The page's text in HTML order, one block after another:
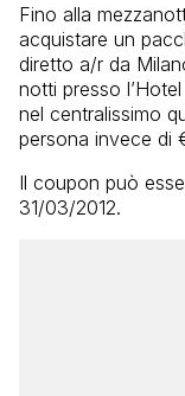
Fino alla
acquistare un
diretto a/r da
notti presso
nel centralissimo
persona invece di
Il coupon può
31/03/2012.